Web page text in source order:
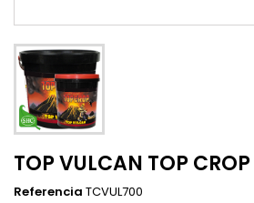
TOP VULCAN TOP CROP
Referencia TCVUL700